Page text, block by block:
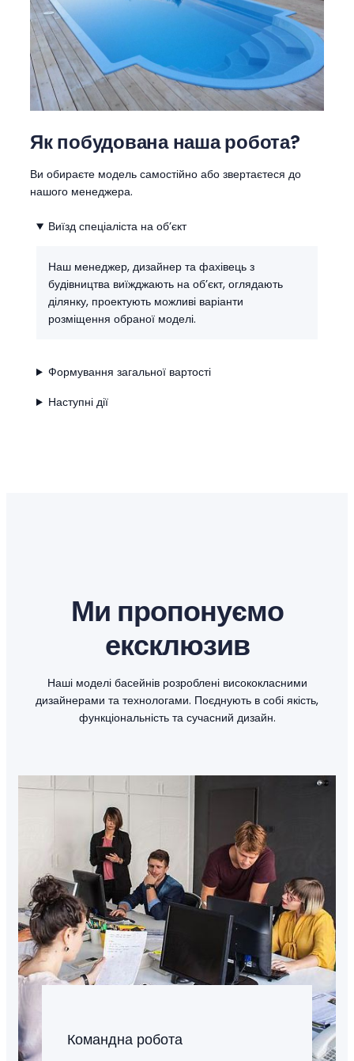
Як побудована наша робота?
Ви обираєте модель самостійно або звертаєтеся до
нашого менеджера.
Виїзд спеціаліста на об’єкт
Наш менеджер, дизайнер та фахівець з
будівництва виїжджають на обʼєкт, оглядають
ділянку, проектують можливі варіанти
розміщення обраної моделі.
Формування загальної вартості
Наступні дії
Ми пропонуємо
ексклюзив
Наші моделі басейнів розроблені висококласними
дизайнерами та технологами. Поєднують в собі якість,
функціональність та сучасний дизайн.
Командна робота